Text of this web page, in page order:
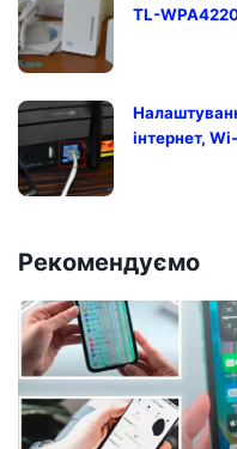
TL-
інтернет,
Рекомендуємо